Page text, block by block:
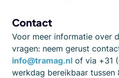
Contact
Voor meer informatie over
vragen: neem gerust
info@tramag.nl of via +31
werkdag bereikbaar tussen